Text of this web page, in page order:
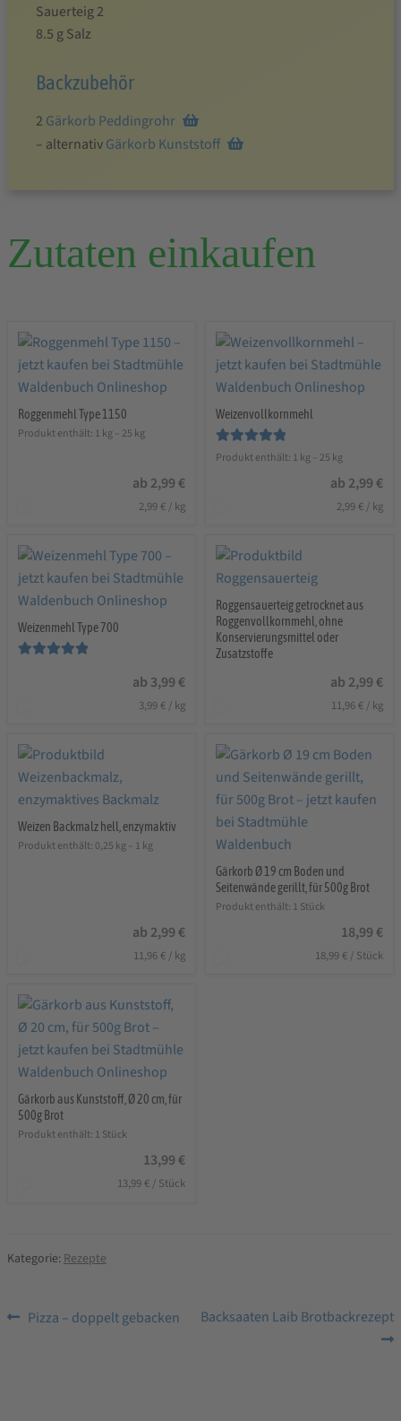
Sauerteig 2
8.5 g Salz
Backzubehör
2 Gärkorb Peddingrohr
– alternativGärkorb Kunststoff
Zutaten einkaufen
Roggenmehl Type 1150
Produkt enthält: 1 kg – 25 kg
ab 2,99 €
2,99 € / kg
Weizenvollkornmehl
Bewertet mit
Produkt enthält: 1 kg– 25 kg
ab 2,99 €
2,99 €/ kg
Weizenmehl Type 700
ab 3,99 €
3,99 € / kg
Roggensauerteig getrocknet aus
Roggenvollkornmehl, ohne
Konservierungsmittel oder
Zusatzstoffe
ab 2,99 €
11,96 €/ kg
Weizen Backmalz hell, enzymaktiv
Produkt enthält: 0,25 kg – 1 kg
ab 2,99 €
11,96 € / kg
Gärkorb Ø 19 cm Boden und
Seitenwände gerillt, für 500g Brot
Produkt enthält: 1 Stück
18,99 €
18,99 €/ Stück
Gärkorb aus Kunststoff, Ø 20 cm, für
500g Brot
Produkt enthält: 1 Stück
13,99 €
13,99 € / Stück
Kategorie:Rezepte
Beitragsnavigation
Vorheriger
Pizza – doppelt gebacken
Nächster
Backsaaten Laib Brotbackrezept